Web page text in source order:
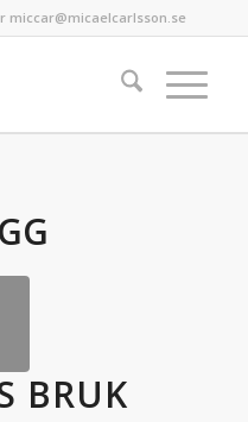
miccar@micaelcarlsson.se
BRUK